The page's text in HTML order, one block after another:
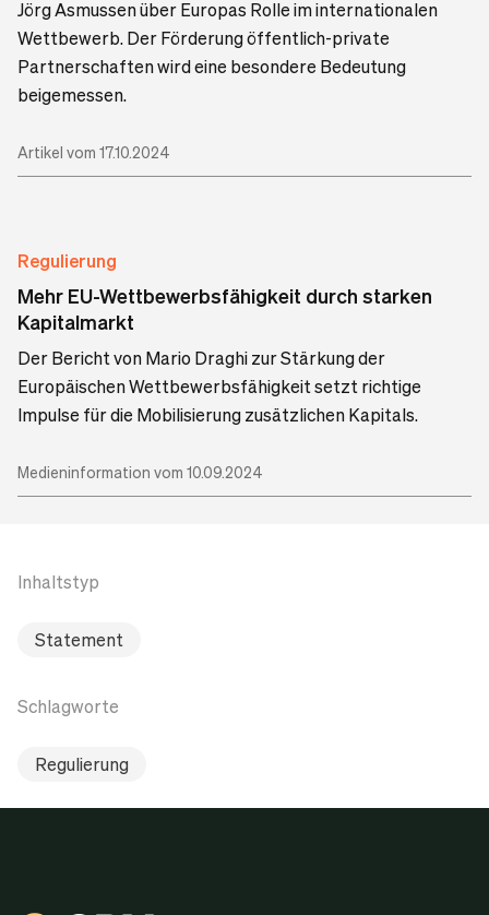
Jörg Asmussen über Europas Rolle im internationalen
Wettbewerb. Der Förderung öffentlich-private
Partnerschaften wird eine besondere Bedeutung
beigemessen.
Artikel vom 17.10.2024
Regulierung
Mehr EU-Wettbewerbsfähigkeit durch starken
Kapitalmarkt
Der Bericht von Mario Draghi zur Stärkung der
Europäischen Wettbewerbsfähigkeit setzt richtige
Impulse für die Mobilisierung zusätzlichen Kapitals.
Medieninformation vom 10.09.2024
Inhaltstyp
Statement
Schlagworte
Regulierung